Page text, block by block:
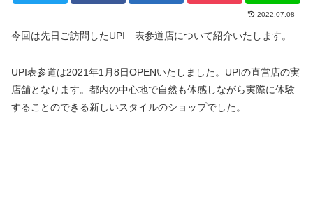
2022.07.08
今回は先日ご訪問したUPI 表参道店について紹介いたします。
UPI表参道は2021年1月8日OPENいたしました。UPIの直営店の実
店舗となります。都内の中心地で自然も体感しながら実際に体験
することのできる新しいスタイルのショップでした。